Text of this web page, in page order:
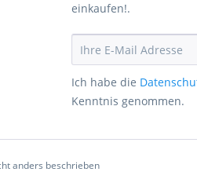
einkaufen!.
Ich habe die
Kenntnis genommen.
anders beschrieben